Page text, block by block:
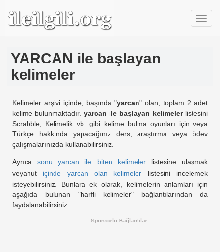
YARCAN ile başlayan
kelimeler
Kelimeler arşivi içinde; başında "yarcan" olan, toplam 2 adet
kelime bulunmaktadır. yarcan ile başlayan kelimelerlistesini
Scrabble, Kelimelik vb. gibi kelime bulma oyunları için veya
Türkçe hakkında yapacağınız ders, araştırma veya ödev
çalışmalarınızda kullanabilirsiniz.
Ayrıcasonu yarcan ile biten kelimelerlistesine ulaşmak
veyahut içinde yarcan olan kelimeler listesini incelemek
isteyebilirsiniz. Bunlara ek olarak, kelimelerin anlamları için
aşağıda bulunan "harfli kelimeler" bağlantılarından da
faydalanabilirsiniz.